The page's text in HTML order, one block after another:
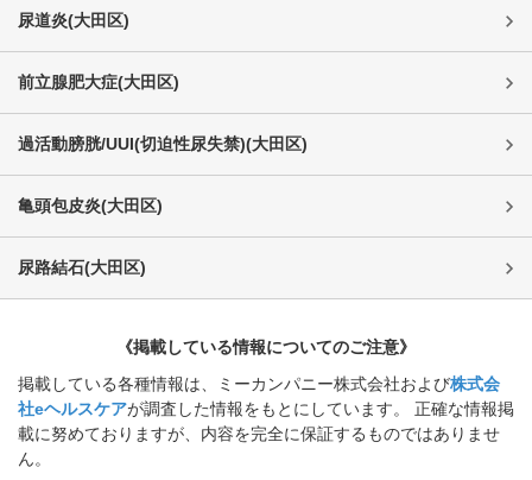
尿道炎(大田区)
前立腺肥大症(大田区)
過活動膀胱/UUI(切迫性尿失禁)(大田区)
亀頭包皮炎(大田区)
尿路結石(大田区)
《掲載している情報についてのご注意》
掲載している各種情報は、ミーカンパニー株式会社および株式会
社eヘルスケアが調査した情報をもとにしています。 正確な情報掲
載に努めておりますが、内容を完全に保証するものではありませ
ん。